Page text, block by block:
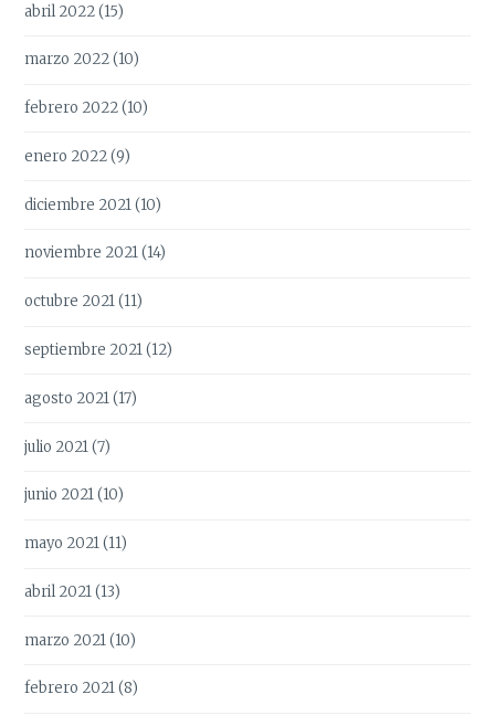
abril 2022(15)
marzo 2022(10)
febrero 2022(10)
enero 2022(9)
diciembre 2021(10)
noviembre 2021(14)
octubre 2021(11)
septiembre 2021(12)
agosto 2021(17)
julio 2021(7)
junio 2021(10)
mayo 2021(11)
abril 2021(13)
marzo 2021(10)
febrero 2021(8)